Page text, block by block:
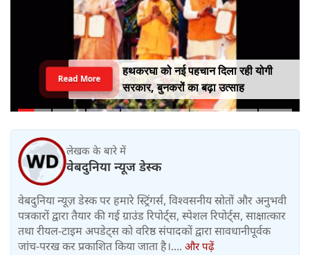
हथकरघा को नई पहचान दिला रही योगी
सरकार, बुनकरों का बढ़ा उत्साह
Read More
लेखक के बारे में
वेबदुनिया न्यूज डेस्क
वेबदुनिया न्यूज़ डेस्क पर हमारे स्ट्रिंगर्स, विश्वसनीय स्रोतों और अनुभवी
पत्रकारों द्वारा तैयार की गई ग्राउंड रिपोर्ट्स, स्पेशल रिपोर्ट्स, साक्षात्कार
तथा रीयल-टाइम अपडेट्स को वरिष्ठ संपादकों द्वारा सावधानीपूर्वक
जांच-परख कर प्रकाशित किया जाता है।.... और पढ़ें